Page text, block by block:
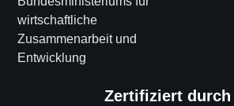
wirtschaftliche
Zusammenarbeit und
Entwicklung
Zertifiziert durch